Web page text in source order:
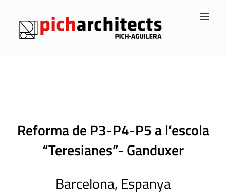
content
Reforma de P3-P4-P5 a l’escola
“Teresianes”- Ganduxer
Barcelona, Espanya